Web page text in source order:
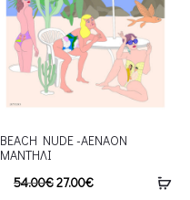
BEACH NUDE -AENAON
ΜΑΝΤΗΛΙ
54.00€27.00€